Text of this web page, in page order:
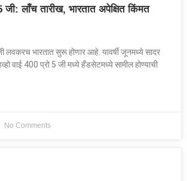
जी: लाँच तारीख, भारतात अपेक्षित किंमत
लवकरच भारतात सुरू होणार आहे. यावर्षी जूनमध्ये सादर
वाई 400 प्रो 5 जी मध्ये हँडसेटमध्ये सामील होण्याची
No Comments